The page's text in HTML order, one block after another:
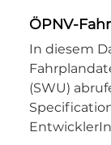
ÖPNV-
In diesem
(SWU)